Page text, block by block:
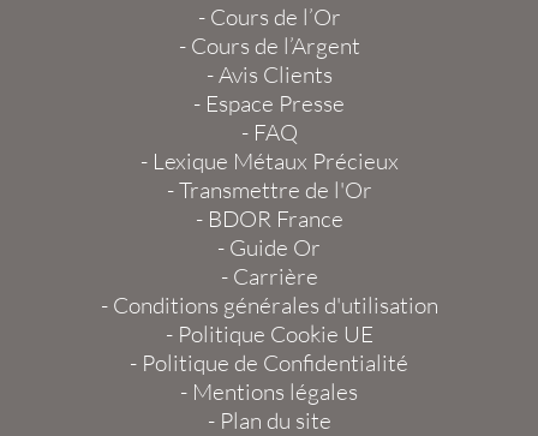
- Cours de l’Or
- Cours de l’Argent
-Avis Clients
- Espace Presse
- FAQ
- Lexique Métaux Précieux
-Transmettre de l'Or
- BDOR France
- Guide Or
- Carrière
- Conditions générales d'utilisation
- Politique Cookie UE
- Politique de Confidentialité
- Mentions légales
- Plan du site